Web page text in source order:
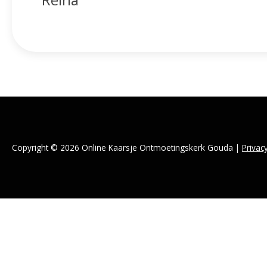
Copyright © 2026 Online Kaarsje Ontmoetingskerk Gouda |